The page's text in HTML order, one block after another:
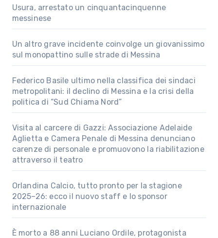
Usura, arrestato un cinquantacinquenne
messinese
Un altro grave incidente coinvolge un giovanissimo
sul monopattino sulle strade di Messina
Federico Basile ultimo nella classifica dei sindaci
metropolitani: il declino di Messina e la crisi della
politica di “Sud Chiama Nord”
Visita al carcere di Gazzi: Associazione Adelaide
Aglietta e Camera Penale di Messina denunciano
carenze di personale e promuovono la riabilitazione
attraverso il teatro
Orlandina Calcio, tutto pronto per la stagione
2025–26: ecco il nuovo staff e lo sponsor
internazionale
È morto a 88 anni Luciano Ordile, protagonista